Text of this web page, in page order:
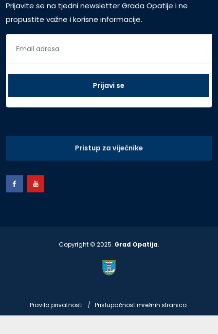
Prijavite se na tjedni newsletter Grada Opatije i ne
propustite važne i korisne informacije.
Pristup za vijećnike
Copyright © 2025. Grad Opatija.
Pravila privatnosti Pristupačnost mrežnih stranica